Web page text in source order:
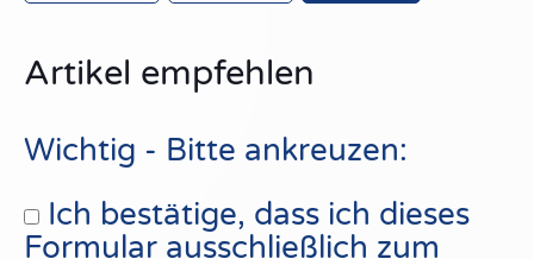
Artikel empfehlen
Wichtig - Bitte ankreuzen:
Ich bestätige, dass ich dieses
Formular ausschließlich zum